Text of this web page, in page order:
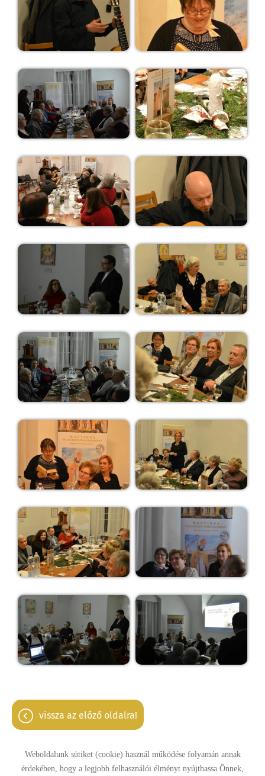
vissza az előző oldalra!
Weboldalunk sütiket (cookie) használ működése folyamán annak
érdekében, hogy a legjobb felhasználói élményt nyújthassa Önnek,